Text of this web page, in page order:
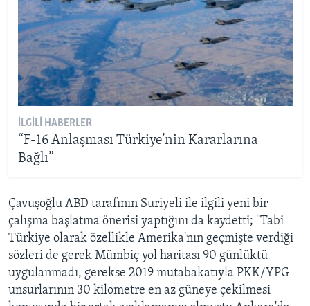
İLGILI HABERLER
“F-16 Anlaşması Türkiye’nin Kararlarına
Bağlı”
Çavuşoğlu ABD tarafının Suriyeli ile ilgili yeni bir
çalışma başlatma önerisi yaptığını da kaydetti; ''Tabi
Türkiye olarak özellikle Amerika'nın geçmişte verdiği
sözleri de gerek Mümbiç yol haritası 90 günlüktü
uygulanmadı, gerekse 2019 mutabakatıyla PKK/YPG
unsurlarının 30 kilometre en az güneye çekilmesi